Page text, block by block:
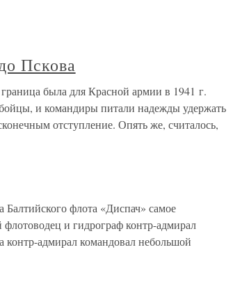
Пскова
была для Красной армии в 1941 г.
и командиры питали надежды удержать
отступление. Опять же, считалось,
флота «Диспач» самое
и гидрограф контр-адмирал
адмирал командовал небольшой